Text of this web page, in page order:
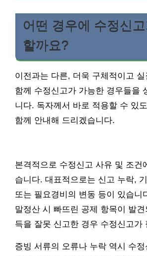
어떤 경우에 수정신
할까요?
이전과는 다른, 더욱 구체적이고
함께 수정신고가 가능한 경우들을
니다. 독자께서 바로 적용할 수 있
함께 안내해 드리겠습니다.
본격적으로 수정신고 사유 및 조건
습니다. 대표적으로는 신고 누락,
또는 필요경비의 변동 등이 있습니
말정산 시 빠뜨린 공제 항목이 발
득을 잘못 신고한 경우 수정신고가
증빙 서류의 오류나 누락 역시 수